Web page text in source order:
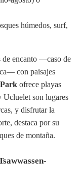
húmedos, surf,
de encanto —caso de
con paisajes
ofrece playas
Ucluelet son lugares
y disfrutar la
destaca por su
de montaña.